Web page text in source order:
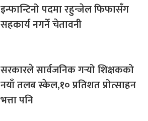
इन्फान्टिनो पदमा रहुन्जेल फिफासँग
सहकार्य नगर्ने चेतावनी
सरकारले सार्वजनिक गर्‍यो शिक्षकको
नयाँ तलब स्केल,१० प्रतिशत प्रोत्साहन
भत्ता पनि